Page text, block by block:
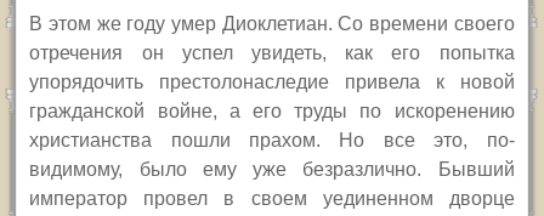
В этом же году умер Диоклетиан. Со времени своего
отречения он успел увидеть, как его попытка
упорядочить престолонаследие привела к новой
гражданской войне, а его труды по искоренению
христианства пошли прахом. Но все это, по-
видимому, было ему уже безразлично. Бывший
император провел в своем уединенном дворце